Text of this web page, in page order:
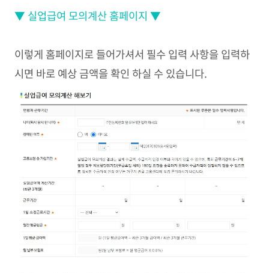
▼ 실업급여 모의계산 홈페이지 ▼
이렇게 홈페이지로 들어가셔서 필수 입력 사항을 입력하
시면 바로 예상 금액을 확인 하실 수 있습니다.